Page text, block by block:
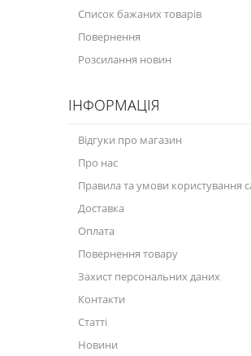
Список бажаних товарів
Повернення
Розсилання новин
ІНФОРМАЦІЯ
Відгуки про магазин
Про нас
Правила та умови користування
Доставка
Оплата
Повернення товару
Захист персональних даних
Контакти
Статті
Новини